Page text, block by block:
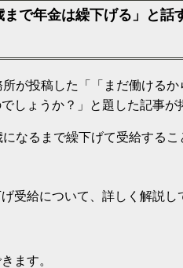
まで年金は繰下げる」と
が投稿した「「まだ働ける
しょうか？」と題した記事が
なるまで繰下げて受給する
受給について、詳しく解説し
ます。